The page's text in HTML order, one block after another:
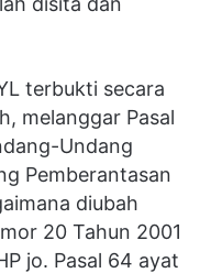
terbukti secara
melanggar Pasal
Undang
Pemberantasan
diubah
20 Tahun 2001
jo. Pasal 64 ayat